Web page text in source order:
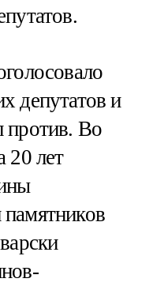
депутатов и
против. Во
20 лет